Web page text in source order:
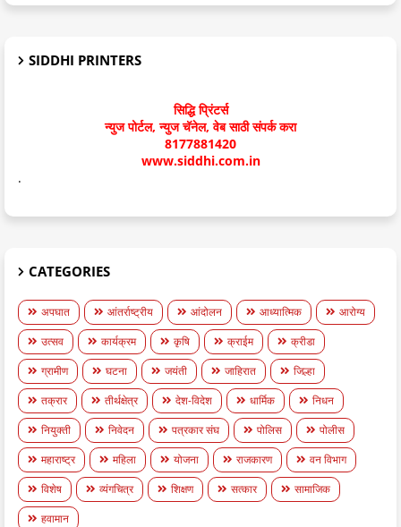
SIDDHI PRINTERS
सिद्धि प्रिंटर्स
न्युज पोर्टल, न्युज चॅनेल, वेब साठी संपर्क करा
8177881420
www.siddhi.com.in
.
CATEGORIES
अपघात आंतर्राष्ट्रीय आंदोलन आध्यात्मिक
आरोग्य
उत्सव
कार्यक्रम कृषि क्राईम
क्रीडा
ग्रामीण
घटना जयंती जाहिरात
जिल्हा
तक्रार
तीर्थक्षेत्र देश-विदेश धार्मिक
निधन
नियुक्ती
निवेदन पत्रकार संघ पोलिस
पोलीस
महाराष्ट्र
महिला योजना राजकारण
वन विभाग
विशेष
व्यंगचित्र शिक्षण सत्कार
सामाजिक
हवामान